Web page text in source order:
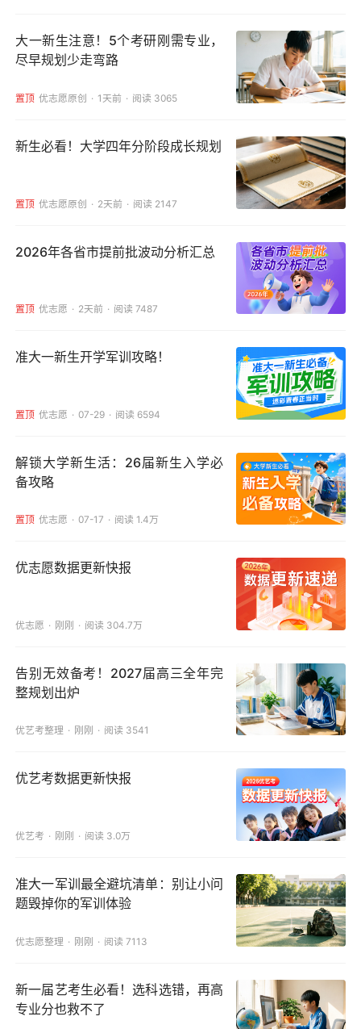
大一新生注意！5个考研刚需专业，
尽早规划少走弯路
置顶 优志愿原创 1天前 阅读 3065
新生必看！大学四年分阶段成长规划
置顶 优志愿原创 2天前 阅读 2147
2026年各省市提前批波动分析汇总
置顶 优志愿 2天前 阅读 7487
准大一新生开学军训攻略！
置顶 优志愿 07-29 阅读 6594
解锁大学新生活：26届新生入学必
备攻略
置顶 优志愿 07-17 阅读 1.4万
优志愿数据更新快报
优志愿 刚刚 阅读 304.7万
告别无效备考！2027届高三全年完
整规划出炉
优艺考整理 刚刚 阅读 3541
优艺考数据更新快报
优艺考 刚刚 阅读 3.0万
准大一军训最全避坑清单：别让小问
题毁掉你的军训体验
优志愿整理 刚刚 阅读 7113
新一届艺考生必看！选科选错，再高
专业分也救不了